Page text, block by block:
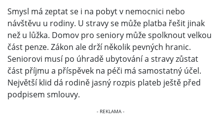
Smysl má zeptat se i na pobyt v nemocnici nebo
návštěvu u rodiny. U stravy se může platba řešit jinak
než u lůžka. Domov pro seniory může spolknout velkou
část penze. Zákon ale drží několik pevných hranic.
Seniorovi musí po úhradě ubytování a stravy zůstat
část příjmu a příspěvek na péči má samostatný účel.
Největší klid dá rodině jasný rozpis plateb ještě před
podpisem smlouvy.